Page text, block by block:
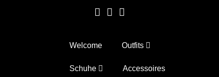
Welcome
Outfits
Schuhe Accessoires